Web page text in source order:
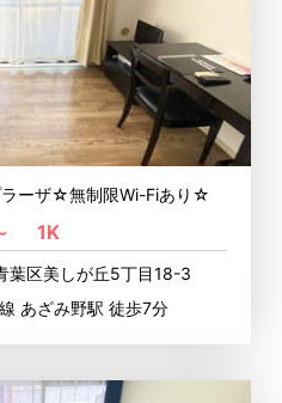
ラーザ☆無制限Wi-Fiあり☆
1K
葉区美しが丘5丁目18-3
あざみ野駅 徒歩7分